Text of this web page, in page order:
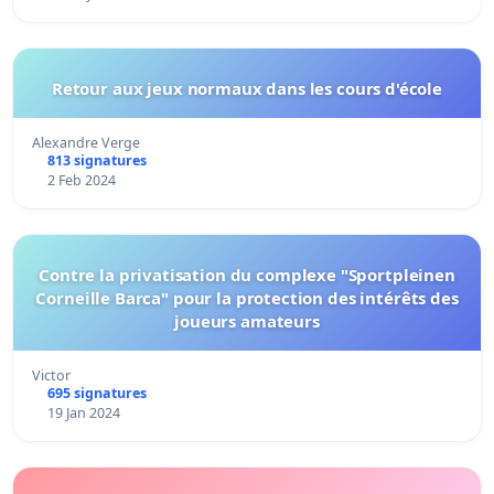
Retour aux jeux normaux dans les cours d'école
Alexandre Verge
813 signatures
2 Feb 2024
Contre la privatisation du complexe "Sportpleinen
Corneille Barca" pour la protection des intérêts des
joueurs amateurs
Victor
695 signatures
19 Jan 2024